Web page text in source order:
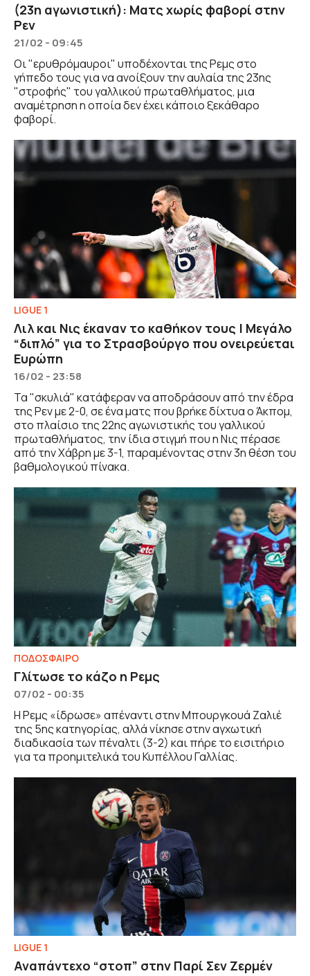
(23η αγωνιστική): Ματς χωρίς φαβορί στην
Ρεν
21/02 - 09:45
Οι "ερυθρόμαυροι" υποδέχονται της Ρεμς στο
γήπεδο τους για να ανοίξουν την αυλαία της 23ης
"στροφής" του γαλλικού πρωταθλήματος, μια
αναμέτρηση η οποία δεν έχει κάποιο ξεκάθαρο
φαβορί.
LIGUE 1
Λιλ και Νις έκαναν το καθήκον τους | Μεγάλο
“διπλό” για το Στρασβούργο που ονειρεύεται
Ευρώπη
16/02 - 23:58
Τα "σκυλιά" κατάφεραν να αποδράσουν από την έδρα
της Ρεν με 2-0, σε ένα ματς που βρήκε δίχτυα ο Άκπομ,
στο πλαίσιο της 22ης αγωνιστικής του γαλλικού
πρωταθλήματος, την ίδια στιγμή που η Νις πέρασε
από την Χάβρη με 3-1, παραμένοντας στην 3η θέση του
βαθμολογικού πίνακα.
ΠΟΔΟΣΦΑΙΡΟ
Γλίτωσε το κάζο η Ρεμς
07/02 - 00:35
Η Ρεμς «ίδρωσε» απέναντι στην Μπουργκουά Ζαλιέ
της 5ης κατηγορίας, αλλά νίκησε στην αγχωτική
διαδικασία των πέναλτι (3-2) και πήρε το εισιτήριο
για τα προημιτελικά του Κυπέλλου Γαλλίας.
LIGUE 1
Αναπάντεχο “στοπ” στην Παρί Σεν Ζερμέν